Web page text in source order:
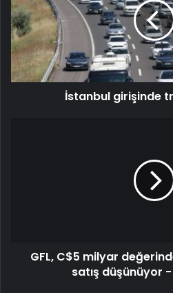
İstanbul girişinde
GFL, C$5 milyar
satış düşünüyor